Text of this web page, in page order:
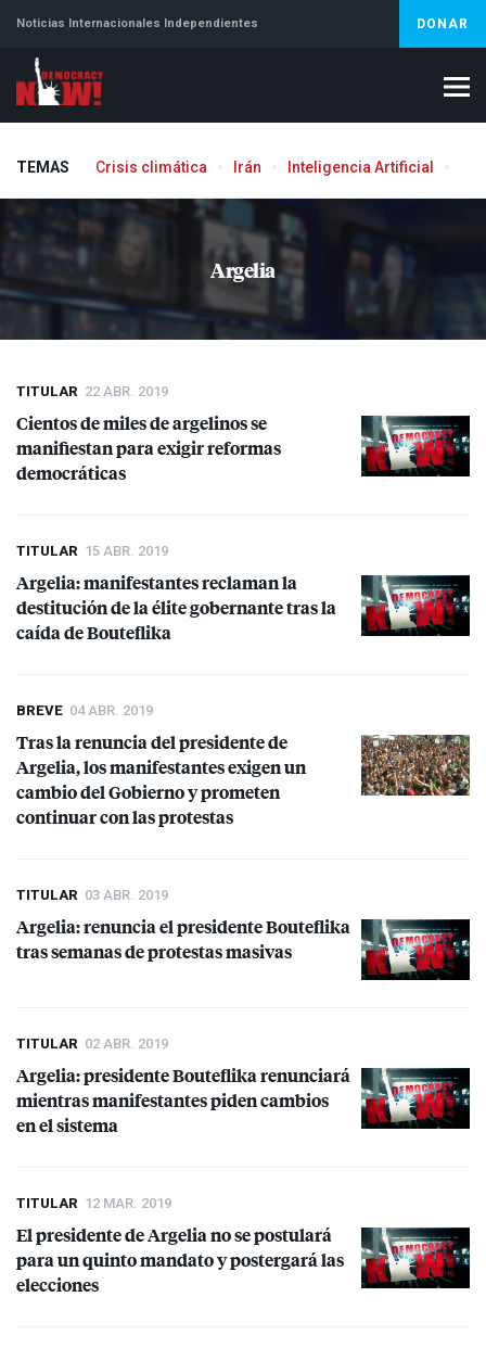
Noticias Internacionales Independientes DONAR
TEMAS Crisis climática Irán Inteligencia Artificial
Argelia
TITULAR 22 ABR. 2019
Cientos de miles de argelinos se
manifiestan para exigir reformas
democráticas
TITULAR 15 ABR. 2019
Argelia: manifestantes reclaman la
destitución de la élite gobernante tras la
caída de Bouteflika
BREVE 04 ABR. 2019
Tras la renuncia del presidente de
Argelia, los manifestantes exigen un
cambio del Gobierno y prometen
continuar con las protestas
TITULAR 03 ABR. 2019
Argelia: renuncia el presidente Bouteflika
tras semanas de protestas masivas
TITULAR 02 ABR. 2019
Argelia: presidente Bouteflika renunciará
mientras manifestantes piden cambios
en el sistema
TITULAR 12 MAR. 2019
El presidente de Argelia no se postulará
para un quinto mandato y postergará las
elecciones